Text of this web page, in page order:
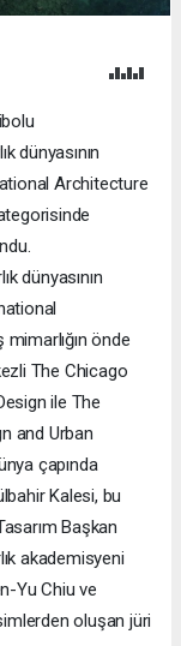
dünyasının
Architecture
dünyasının
önde
The Chicago
ile The
and Urban
çapında
Kalesi, bu
Başkan
akademisyeni
Yu Chiu ve
oluşan jüri